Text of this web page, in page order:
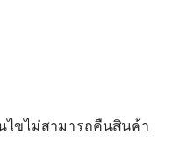
ไขไม่สามารถคืนสินค้า